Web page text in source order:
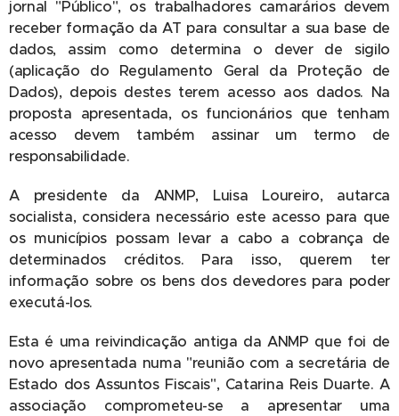
jornal "Público", os trabalhadores camarários devem
receber formação da AT para consultar a sua base de
dados, assim como determina o dever de sigilo
(aplicação do Regulamento Geral da Proteção de
Dados), depois destes terem acesso aos dados. Na
proposta apresentada, os funcionários que tenham
acesso devem também assinar um termo de
responsabilidade.
A presidente da ANMP, Luisa Loureiro, autarca
socialista, considera necessário este acesso para que
os municípios possam levar a cabo a cobrança de
determinados créditos. Para isso, querem ter
informação sobre os bens dos devedores para poder
executá-los.
Esta é uma reivindicação antiga da ANMP que foi de
novo apresentada numa "reunião com a secretária de
Estado dos Assuntos Fiscais", Catarina Reis Duarte. A
associação comprometeu-se a apresentar uma